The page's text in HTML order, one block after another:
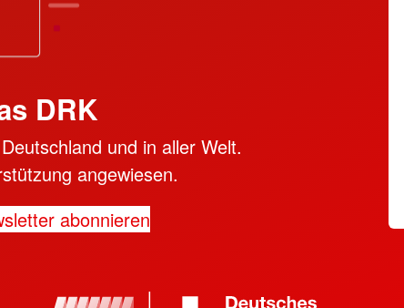
DRK
und in aller Welt.
angewiesen.
abonnieren